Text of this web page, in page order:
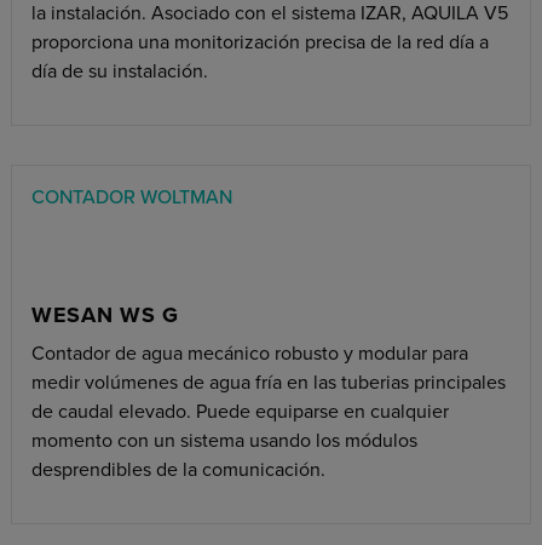
la instalación. Asociado con el sistema IZAR, AQUILA V5
proporciona una monitorización precisa de la red día a
día de su instalación.
CONTADOR WOLTMAN
WESAN WS G
Contador de agua mecánico robusto y modular para
medir volúmenes de agua fría en las tuberias principales
de caudal elevado. Puede equiparse en cualquier
momento con un sistema usando los módulos
desprendibles de la comunicación.